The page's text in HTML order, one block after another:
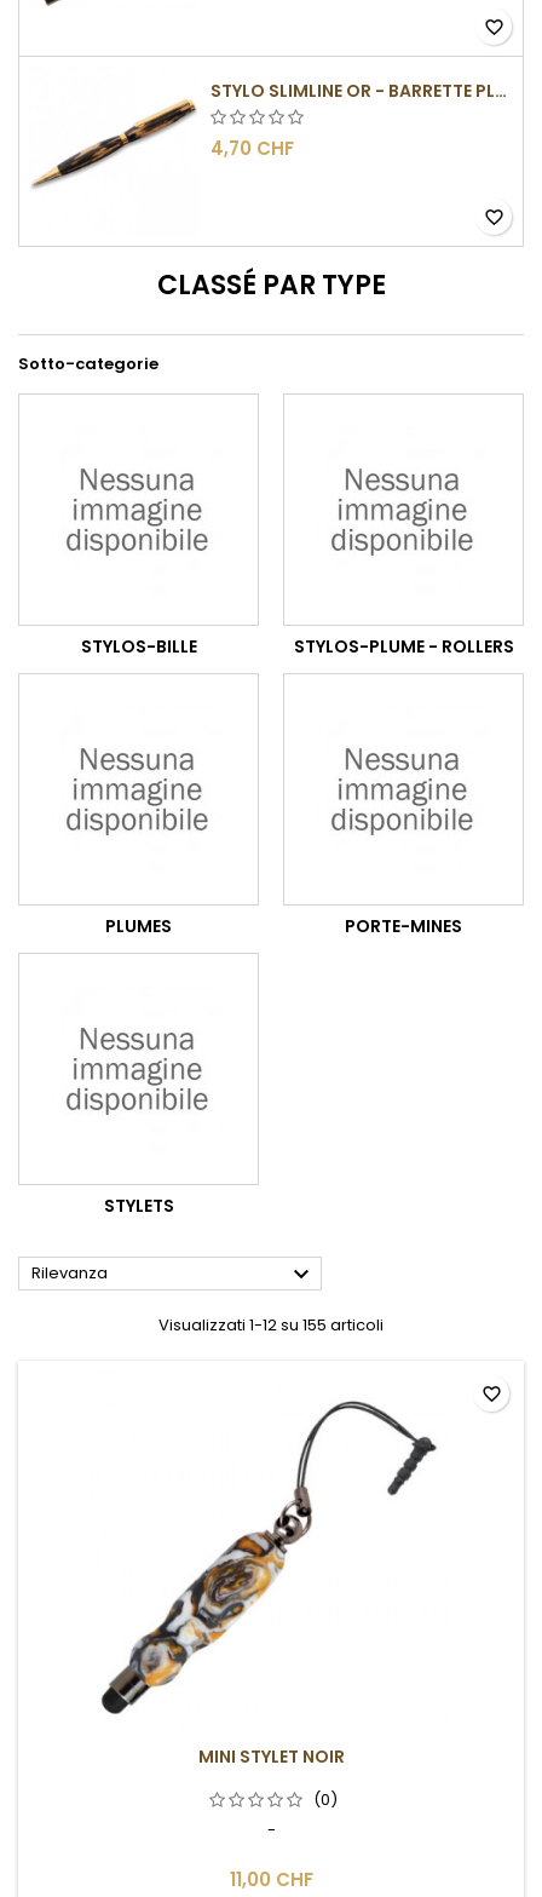
favorite_border
STYLO SLIMLINE OR - BARRETTE PLATE
4,70 CHF
favorite_border
CLASSÉ PAR TYPE
Sotto-categorie
STYLOS-BILLE STYLOS-PLUME - ROLLERS
PLUMES PORTE-MINES
STYLETS
Rilevanza 
Visualizzati 1-12 su 155 articoli
MINI STYLET NOIR
(0)
-
11,00 CHF
favorite_border